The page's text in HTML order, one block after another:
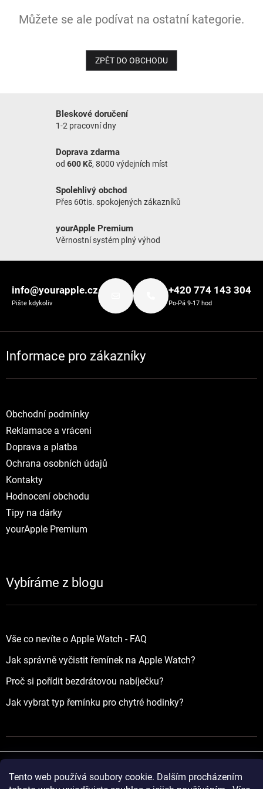
Tento web používá soubory cookie. Dalším procházením
NOVINKY
Můžete se ale podívat na ostatní kategorie.
ZPĚT DO OBCHODU
Bleskové doručení
1-2 pracovní dny
Doprava zdarma
od 600 Kč, 8000 výdejních míst
Spolehlivý obchod
Přes 60tis. spokojených zákazníků
yourApple Premium
Věrnostní systém plný výhod
info@yourapple.cz
Pište kdykoliv
+420 774 143 304
Po-Pá 9-17 hod
Informace pro zákazníky
Obchodní podmínky
Reklamace a vráceni
Doprava a platba
Ochrana osobních údajů
Kontakty
Hodnocení obchodu
Tipy na dárky
yourApple Premium
Vybíráme z blogu
Vše co nevíte o Apple Watch - FAQ
Jak správně vyčistit řemínek na Apple Watch?
Proč si pořídit bezdrátovou nabíječku?
Jak vybrat typ řemínku pro chytré hodinky?
Vytvořil Shoptet